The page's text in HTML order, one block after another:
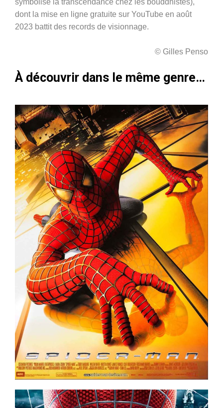
symbolise la transcendance chez les bouddhistes),
dont la mise en ligne gratuite sur YouTube en août
2023 battit des records de visionnage.
© Gilles Penso
À découvrir dans le même genre…